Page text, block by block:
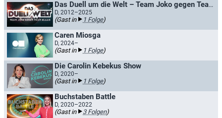
Das Duell um die Welt – Team Joko gegen Team Klaas / Joko gegen Klaas - Das Duell um die Welt
D, 2012–2025
(Gast in 1 Folge)
Caren Miosga
D, 2024–
(Gast in 1 Folge)
Die Carolin Kebekus Show
D, 2020–
(Gast in 1 Folge)
Buchstaben Battle
D, 2020–2022
(Gast in 3 Folgen)